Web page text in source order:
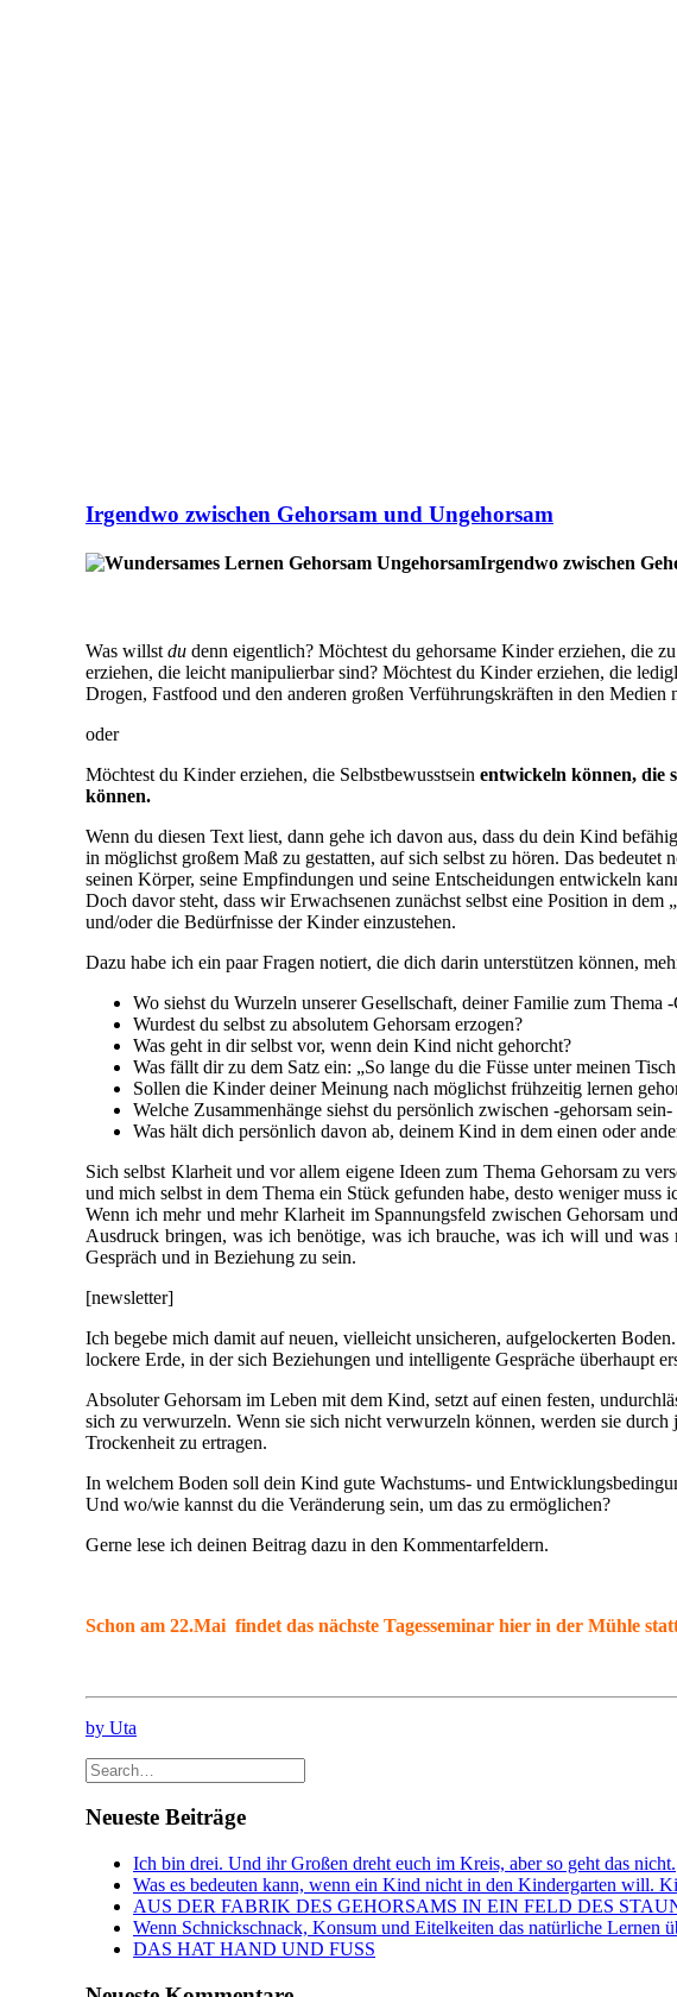
Irgendwo zwischen Gehorsam und Ungehorsam
Irgendwo zwischen
Was willst du denn eigentlich? Möchtest du gehorsame Kinder erziehen, die
erziehen, die leicht manipulierbar sind? Möchtest du Kinder erziehen, die
Drogen, Fastfood und den anderen großen Verführungskräften in den Medien
oder
Möchtest du Kinder erziehen, die Selbstbewusstsein entwickeln können, die
können.
Wenn du diesen Text liest, dann gehe ich davon aus, dass du dein Kind
in möglichst großem Maß zu gestatten, auf sich selbst zu hören. Das bedeutet
seinen Körper, seine Empfindungen und seine Entscheidungen entwickeln
Doch davor steht, dass wir Erwachsenen zunächst selbst eine Position in
und/oder die Bedürfnisse der Kinder einzustehen.
Dazu habe ich ein paar Fragen notiert, die dich darin unterstützen können,
Wo siehst du Wurzeln unserer Gesellschaft, deiner Familie zum Thema
Wurdest du selbst zu absolutem Gehorsam erzogen?
Was geht in dir selbst vor, wenn dein Kind nicht gehorcht?
Was fällt dir zu dem Satz ein: „So lange du die Füsse unter meinen
Sollen die Kinder deiner Meinung nach möglichst frühzeitig lernen
Welche Zusammenhänge siehst du persönlich zwischen -gehorsam
Was hält dich persönlich davon ab, deinem Kind in dem einen oder
Sich selbst Klarheit und vor allem eigene Ideen zum Thema Gehorsam zu
und mich selbst in dem Thema ein Stück gefunden habe, desto weniger muss
Wenn ich mehr und mehr Klarheit im Spannungsfeld zwischen Gehorsam
Ausdruck bringen, was ich benötige, was ich brauche, was ich will und
Gespräch und in Beziehung zu sein.
[newsletter]
Ich begebe mich damit auf neuen, vielleicht unsicheren, aufgelockerten
lockere Erde, in der sich Beziehungen und intelligente Gespräche überhaupt
Absoluter Gehorsam im Leben mit dem Kind, setzt auf einen festen,
sich zu verwurzeln. Wenn sie sich nicht verwurzeln können, werden sie
Trockenheit zu ertragen.
In welchem Boden soll dein Kind gute Wachstums- und
Und wo/wie kannst du die Veränderung sein, um das zu ermöglichen?
Gerne lese ich deinen Beitrag dazu in den Kommentarfeldern.
Schon am 22.Mai findet das nächste Tagesseminar hier in der Mühle
by Uta
Neueste Beiträge
Ich bin drei. Und ihr Großen dreht euch im Kreis, aber so geht das nicht.
Was es bedeuten kann, wenn ein Kind nicht in den Kindergarten will.
AUS DER FABRIK DES GEHORSAMS IN EIN FELD DES
Wenn Schnickschnack, Konsum und Eitelkeiten das natürliche Lernen
DAS HAT HAND UND FUSS